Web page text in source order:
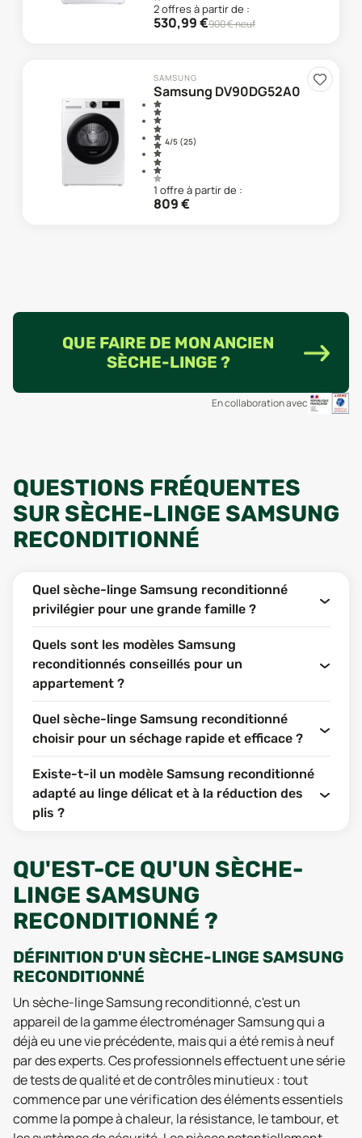
2offresà partir de :
530,99€900€ neuf
SAMSUNG
Samsung DV90DG52A0
4/5 (25)
1 offre à partir de :
809€
QUE FAIRE DE MON ANCIEN
SÈCHE-LINGE ?
En collaboration avec
QUESTIONS FRÉQUENTES
SUR SÈCHE-LINGE SAMSUNG
RECONDITIONNÉ
Quel sèche-linge Samsung reconditionné
privilégier pour une grande famille ?
Quels sont les modèles Samsung
reconditionnés conseillés pour un
appartement ?
Quel sèche-linge Samsung reconditionné
choisir pour un séchage rapide et efficace ?
Existe-t-il un modèle Samsung reconditionné
adapté au linge délicat et à la réduction des
plis ?
QU'EST-CE QU'UN SÈCHE-
LINGE SAMSUNG
RECONDITIONNÉ ?
DÉFINITION D'UN SÈCHE-LINGE SAMSUNG
RECONDITIONNÉ
Un sèche-linge Samsung reconditionné, c'est un
appareil de la gamme électroménager Samsung qui a
déjà eu une vie précédente, mais qui a été remis à neuf
par des experts. Ces professionnels effectuent une série
de tests de qualité et de contrôles minutieux : tout
commence par une vérification des éléments essentiels
comme la pompe à chaleur, la résistance, le tambour, et